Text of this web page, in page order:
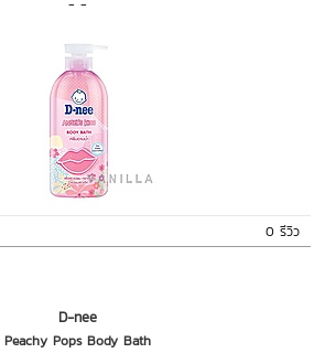
- -
0 รีวิว
D-nee
Peachy Pops Body Bath